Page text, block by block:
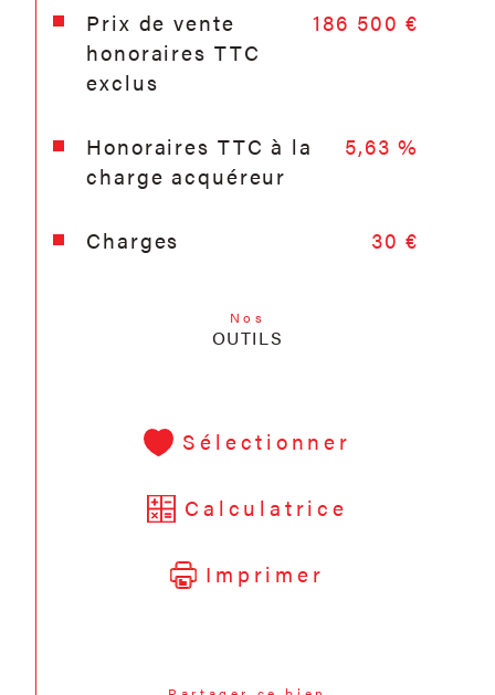
Prix de vente
honoraires TTC
exclus
186 500 €
Honoraires TTC à la
charge acquéreur
5,63 %
Charges 30 €
Nos
OUTILS
Sélectionner
Calculatrice
Imprimer